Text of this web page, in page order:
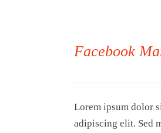
Facebook
Lorem ipsum dolor
adipiscing elit. Sed